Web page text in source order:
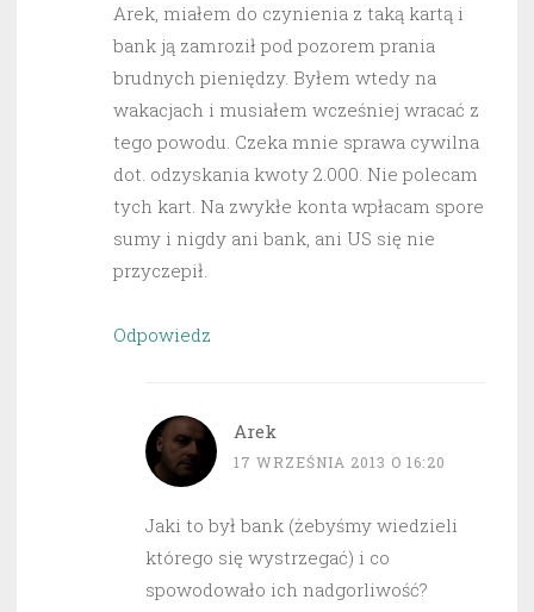
Arek, miałem do czynienia z taką kartą i
bank ją zamroził pod pozorem prania
brudnych pieniędzy. Byłem wtedy na
wakacjach i musiałem wcześniej wracać z
tego powodu. Czeka mnie sprawa cywilna
dot. odzyskania kwoty 2.000. Nie polecam
tych kart. Na zwykłe konta wpłacam spore
sumy i nigdy ani bank, ani US się nie
przyczepił.
Odpowiedz
Arek
17 WRZEŚNIA 2013 O 16:20
Jaki to był bank (żebyśmy wiedzieli
którego się wystrzegać) i co
spowodowało ich nadgorliwość?